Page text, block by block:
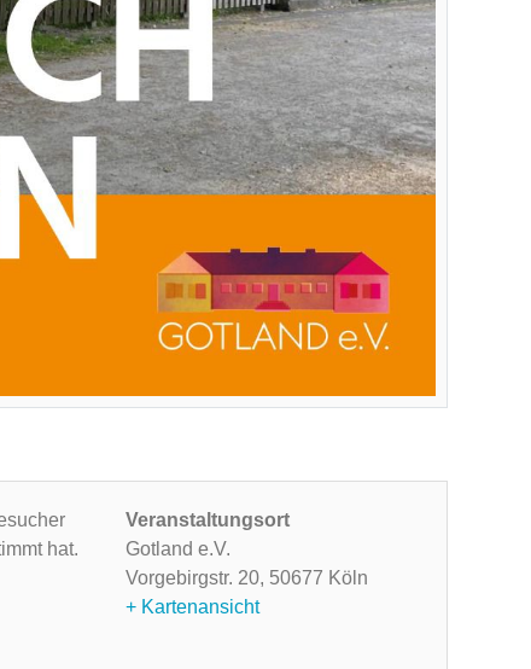
hat.
Veranstaltungsort
Gotland e.V.
Vorgebirgstr. 20, 50677 Köln
+ Kartenansicht